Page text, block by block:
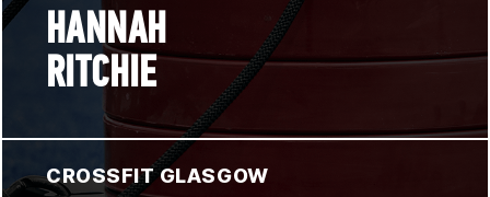
HANNAH
RITCHIE
CROSSFIT GLASGOW